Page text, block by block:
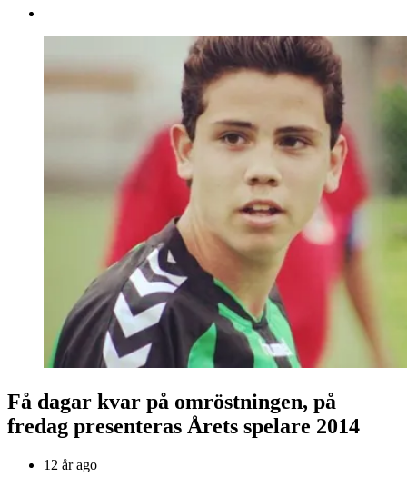
Få dagar kvar på omröstningen, på
fredag presenteras Årets spelare 2014
12 år ago